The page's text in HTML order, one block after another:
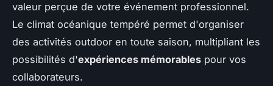
valeur perçue de votre événement professionnel.
Le climat océanique tempéré permet d'organiser
des activités outdoor en toute saison, multipliant les
possibilités d'expériences mémorables pour vos
collaborateurs.